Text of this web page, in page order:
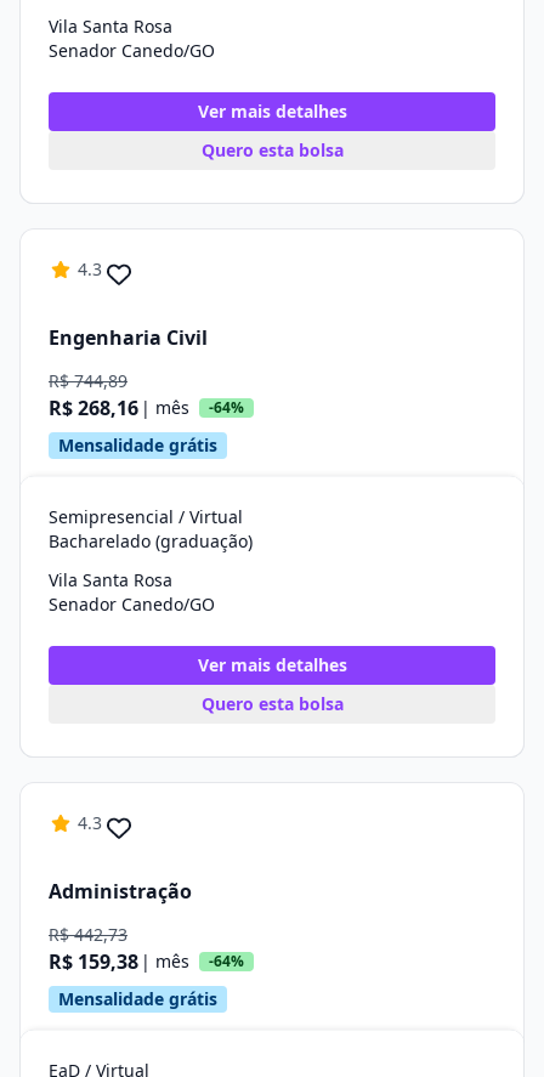
Vila Santa Rosa
Senador Canedo/GO
Ver mais detalhes
Quero esta bolsa
4.3
Engenharia Civil
R$ 744,89
R$ 268,16 | mês -64%
Mensalidade grátis
Semipresencial / Virtual
Bacharelado (graduação)
Vila Santa Rosa
Senador Canedo/GO
Ver mais detalhes
Quero esta bolsa
4.3
Administração
R$ 442,73
R$ 159,38 | mês -64%
Mensalidade grátis
EaD / Virtual